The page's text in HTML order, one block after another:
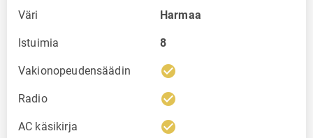
Väri Harmaa
Istuimia 8
Vakionopeudensäädin check_circle
Radio check_circle
AC käsikirja check_circle